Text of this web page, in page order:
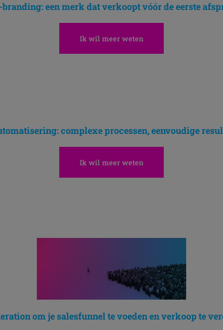
branding: een merk dat verkoopt vóór de eerste
Ik wil meer weten
complexe processen, eenvoudige
Ik wil meer weten
om je salesfunnel te voeden en verkoop te